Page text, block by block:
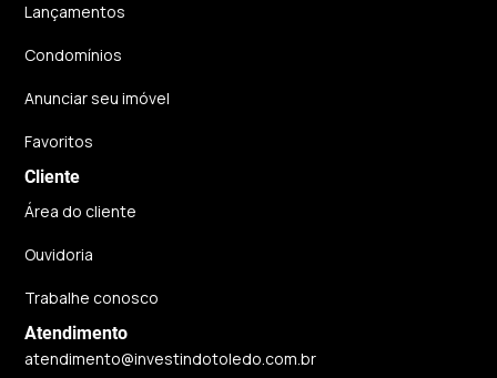
Lançamentos
Condomínios
Anunciar seu imóvel
Favoritos
Cliente
Área do cliente
Ouvidoria
Trabalhe conosco
Atendimento
atendimento@investindotoledo.com.br